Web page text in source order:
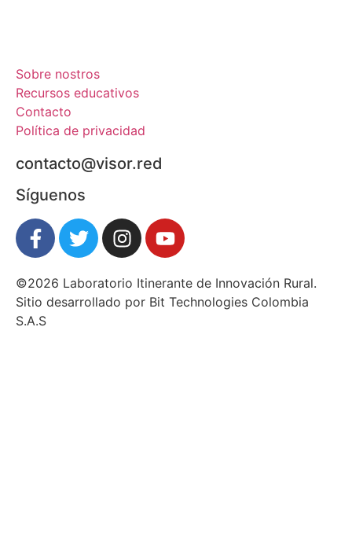
Sobre nostros
Recursos educativos
Contacto
Política de privacidad
contacto@visor.red
Síguenos
©2026 Laboratorio Itinerante de Innovación Rural.
Sitio desarrollado por Bit Technologies Colombia
S.A.S